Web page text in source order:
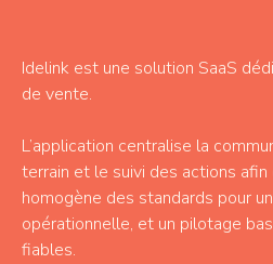
Idelink est une solution SaaS
de vente.
L’application centralise la
terrain et le suivi des actions
homogène des standards pour
opérationnelle, et un pilotage
fiables.